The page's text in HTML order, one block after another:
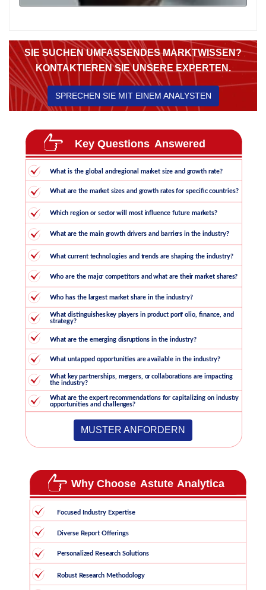
SIE SUCHEN UMFASSENDES MARKTWISSEN?
KONTAKTIEREN SIE UNSERE EXPERTEN.
SPRECHEN SIE MIT EINEM ANALYSTEN
MUSTER ANFORDERN